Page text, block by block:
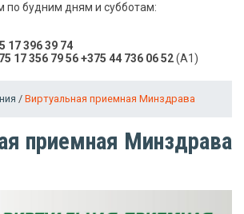
по будним дням и субботам:
17 396 39 74
17 356 79 56+375 44 736 06 52(A1)
/ Виртуальная приемная Минздрава
приемная Минздрава